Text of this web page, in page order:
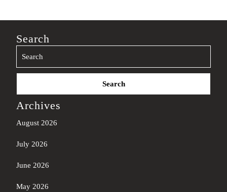
Search
Search
Archives
August 2026
July 2026
June 2026
May 2026